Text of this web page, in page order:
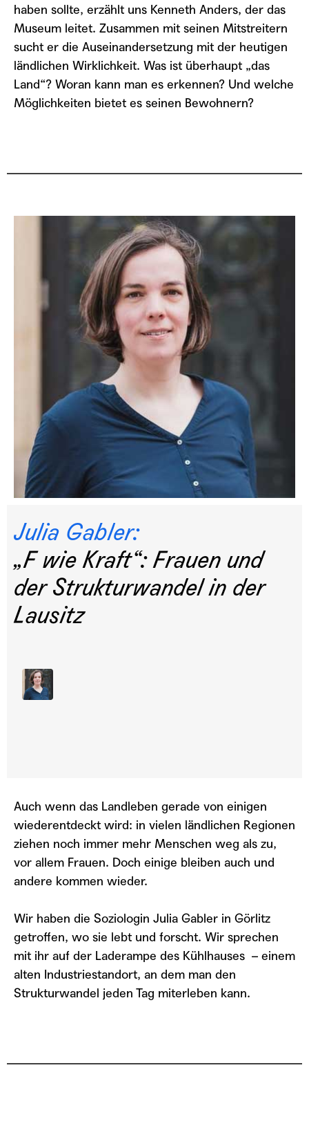
haben sollte, erzählt uns Kenneth Anders, der das
Museum leitet. Zusammen mit seinen Mitstreitern
sucht er die Auseinandersetzung mit der heutigen
ländlichen Wirklichkeit. Was ist überhaupt „das
Land“? Woran kann man es erkennen? Und welche
Möglichkeiten bietet es seinen Bewohnern?
Julia Gabler:
„F wie Kraft“: Frauen und
der Strukturwandel in der
Lausitz
ABONNIEREN
TEILEN
RSS FEED
LINK
EMBED
Auch wenn das Landleben gerade von einigen
wiederentdeckt wird: in vielen ländlichen Regionen
ziehen noch immer mehr Menschen weg als zu,
vor allem Frauen. Doch einige bleiben auch und
andere kommen wieder.
Wir haben die Soziologin Julia Gabler in Görlitz
getroffen, wo sie lebt und forscht. Wir sprechen
mit ihr auf der Laderampe des Kühlhauses – einem
alten Industriestandort, an dem man den
Strukturwandel jeden Tag miterleben kann.